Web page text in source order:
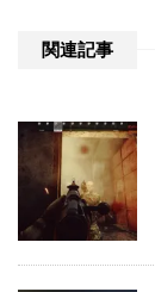
関連記事